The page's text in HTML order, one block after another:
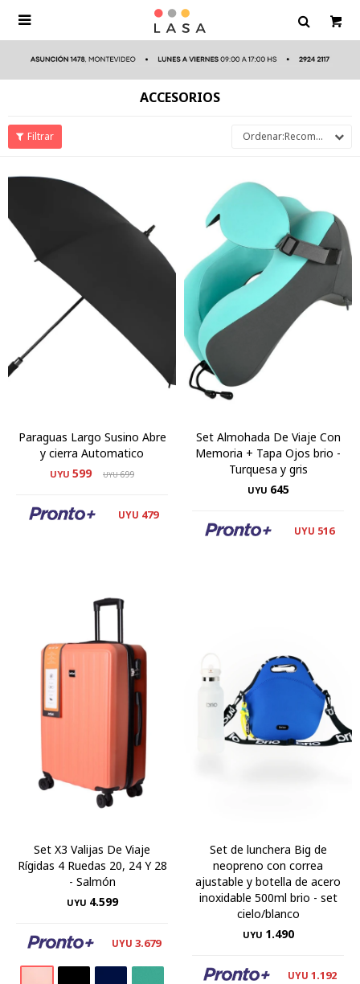

ACCESORIOS
Recomendados
Paraguas Largo Susino Abre
y cierra Automatico
UYU 599 UYU699
UYU 479
Set Almohada De Viaje Con
Memoria + Tapa Ojos brio -
Turquesa y gris
UYU 645
UYU 516
Set X3 Valijas De Viaje
Rígidas 4 Ruedas 20, 24 Y 28
- Salmón
UYU 4.599
UYU 3.679
Set de lunchera Big de
neopreno con correa
ajustable y botella de acero
inoxidable 500ml brio - set
cielo/blanco
UYU 1.490
UYU 1.192